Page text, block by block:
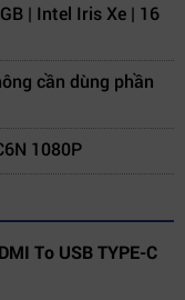
| Intel Iris Xe | 16
cần dùng phần
1080P
To USB TYPE-C